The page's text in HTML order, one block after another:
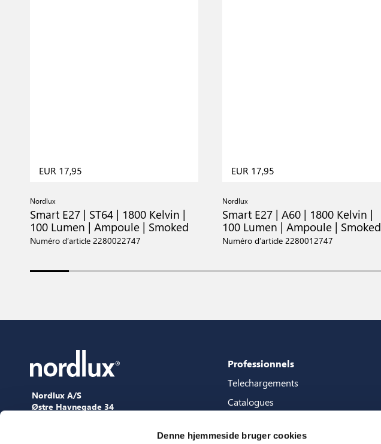
Denne hjemmeside bruger cookies
EUR 17,95
Nordlux
Smart E27 | ST64 | 1800 Kelvin |
100 Lumen | Ampoule | Smoked
Numéro d’article 2280022747
EUR 17,95
Nordlux
Smart E27 | A60 | 1800 Kelvin |
100 Lumen | Ampoule | Smoked
Numéro d’article 2280012747
Nordlux A/S
Østre Havnegade 34
Professionnels
Telechargements
Catalogues
Guide de la boutique de contenu